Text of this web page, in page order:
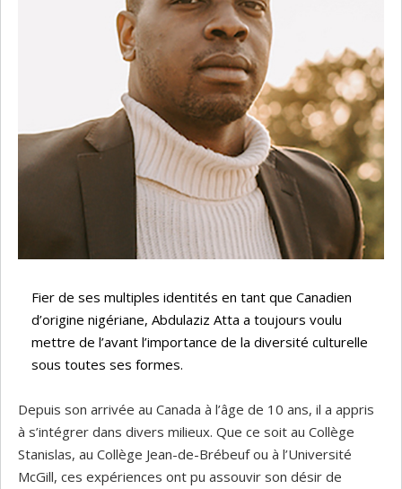
Fier de ses multiples identités en tant que Canadien
d’origine nigériane, Abdulaziz Atta a toujours voulu
mettre de l’avant l’importance de la diversité culturelle
sous toutes ses formes.
Depuis son arrivée au Canada à l’âge de 10 ans, il a appris
à s’intégrer dans divers milieux. Que ce soit au Collège
Stanislas, au Collège Jean-de-Brébeuf ou à l’Université
McGill, ces expériences ont pu assouvir son désir de